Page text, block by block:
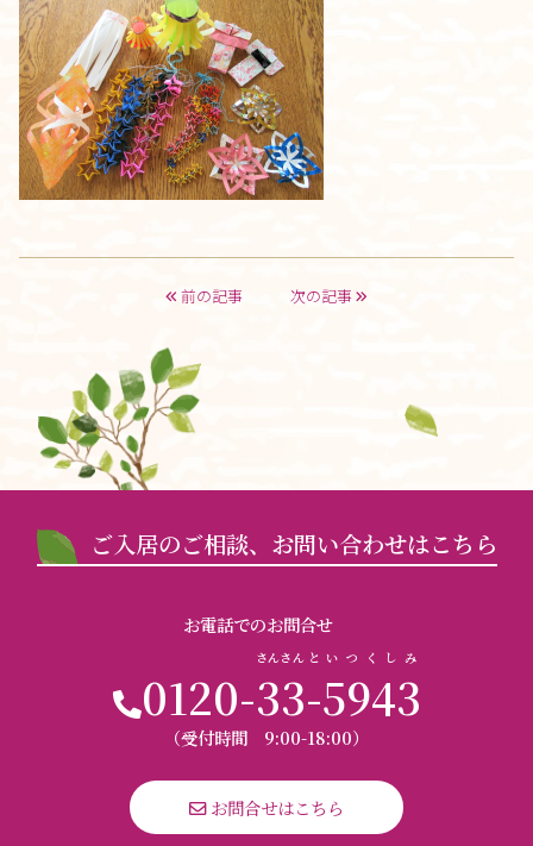
前の記事 次の記事
ご入居のご相談、お問い合わせはこちら
お電話でのお問合せ
0120-33
さんさん
-
と
5943
いつくしみ
（受付時間 9:00-18:00）
お問合せはこちら